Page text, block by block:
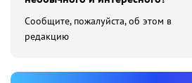
Сообщите, пожалуйста, об этом в
редакцию